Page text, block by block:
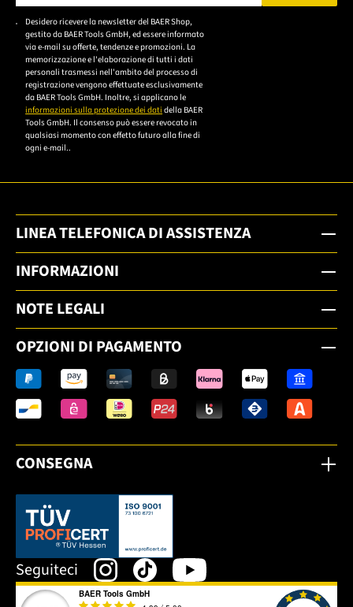
Bitte geben Sie eine gültige E-Mail-Adresse ein.
Desidero ricevere la newsletter del BAER Shop,
gestito da BAER Tools GmbH, ed essere informato
via e-mail su offerte, tendenze e promozioni. La
memorizzazione e l'elaborazione di tutti i dati
personali trasmessi nell'ambito del processo di
registrazione vengono effettuate esclusivamente
da BAER Tools GmbH. Inoltre, si applicano le
informazioni sulla protezione dei dati della BAER
Tools GmbH. Il consenso può essere revocato in
qualsiasi momento con effetto futuro alla fine di
ogni e-mail..
LINEA TELEFONICA DI ASSISTENZA
INFORMAZIONI
NOTE LEGALI
OPZIONI DI PAGAMENTO
CONSEGNA
Dieser Link öffnet sich in einem neuen Tab.
Seguiteci